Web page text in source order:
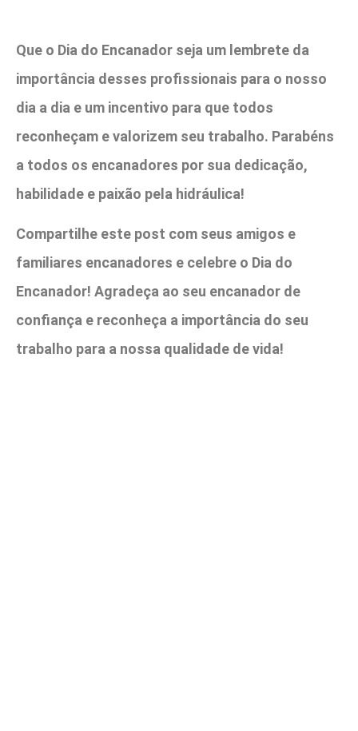
Que o Dia do Encanador seja um lembrete da
importância desses profissionais para o nosso
dia a dia e um incentivo para que todos
reconheçam e valorizem seu trabalho. Parabéns
a todos os encanadores por sua dedicação,
habilidade e paixão pela hidráulica!
Compartilhe este post com seus amigos e
familiares encanadores e celebre o Dia do
Encanador! Agradeça ao seu encanador de
confiança e reconheça a importância do seu
trabalho para a nossa qualidade de vida!